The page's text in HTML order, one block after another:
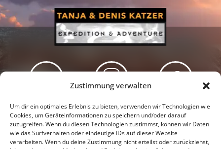
Zustimmung verwalten
Um dir ein optimales Erlebnis zu bieten, verwenden wir Technologien wie
Cookies, um Geräteinformationen zu speichern und/oder darauf
zuzugreifen. Wenn du diesen Technologien zustimmst, können wir Daten
wie das Surfverhalten oder eindeutige IDs auf dieser Website
verarbeiten. Wenn du deine Zustimmung nicht erteilst oder zurückziehst,
Newsletter Podcast Facebook